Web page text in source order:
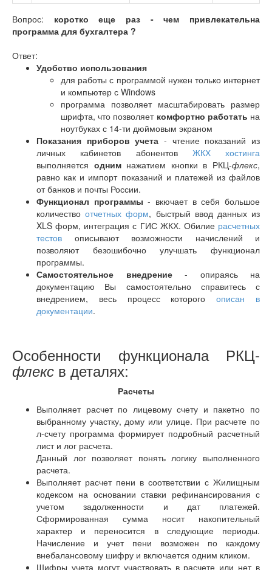
Вопрос: коротко еще раз - чем привлекательна
программа для бухгалтера ?
Ответ:
Удобство использования
для работы с программой нужен только интернет
и компьютер с Windows
программа позволяет масштабировать размер
шрифта, что позволяет комфортно работать на
ноутбуках с 14-ти дюймовым экраном
Показания приборов учета - чтение показаний из
личных кабинетов абонентов ЖКХ хостинга
выполняется однимнажатием кнопки в РКЦ-флекс,
равно как и импорт показаний и платежей из файлов
от банков и почты России.
Функционал программы - вкючает в себя большое
количествоотчетных форм, быстрый ввод данных из
XLS форм, интеграция с ГИС ЖКХ. Обилие расчетных
тестов описывают возможности начислений и
позволяют безошибочно улучшать функционал
программы.
Самостоятельное внедрение- опираясь на
документацию Вы самостоятельно справитесь с
внедрением, весь процесс которогоописан в
документации.
Особенности функционала РКЦ-
флекс в деталях:
Расчеты
Выполняет расчет по лицевому счету и пакетно по
выбранному участку, дому или улице. При расчете по
л-счету программа формирует подробный расчетный
лист и лог расчета.
Данный лог позволяет понять логику выполненного
расчета.
Выполняет расчет пени в соответствии с Жилищным
кодексом на основании ставки рефинансирования с
учетом задолженности и дат платежей.
Сформированная сумма носит накопительный
характер и переносится в следующие периоды.
Начисление и учет пени возможен по каждому
внебалансовому шифру и включается одним кликом.
Шифры учета могут участвовать в расчете или нет в